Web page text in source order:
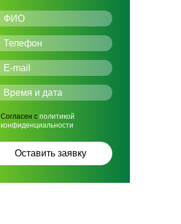
Согласен с политикой
конфиденциальности